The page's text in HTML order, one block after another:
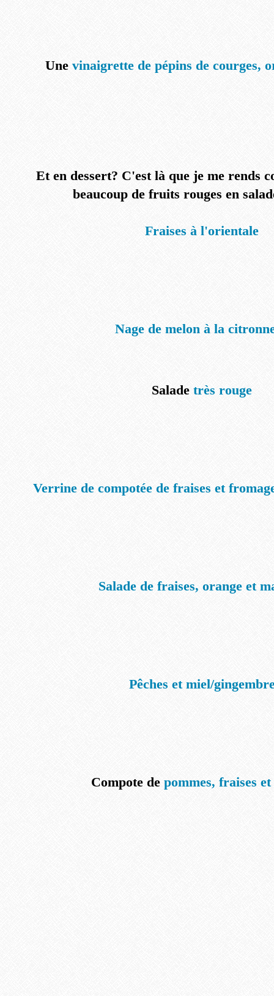
Une vinaigrette de pépins de courges,
Et en dessert? C'est là que je me rends
beaucoup de fruits rouges en
Fraises à l'orientale
Nage de melon à la
Salade très rouge
Verrine de compotée de fraises et
Salade de fraises, orange et
Pêches et miel/
Compote de pommes, fraises